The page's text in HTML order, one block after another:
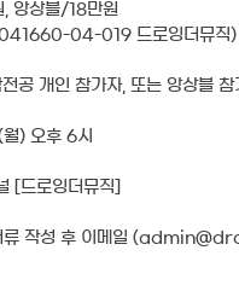
원, 앙상블/18만원
041660-04-019 드로잉더뮤직)
국악전공 개인 참가자, 또는 앙상블
월) 오후 6시
채널 [드로잉더뮤직]
지원 서류 작성 후 이메일